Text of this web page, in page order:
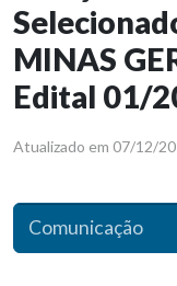
MINAS
Edital 01/
Atualizado em 07/12/
Comunicação